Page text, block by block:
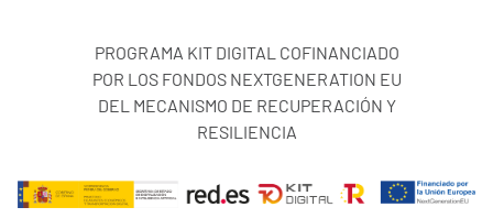
PROGRAMA KIT DIGITAL COFINANCIADO
POR LOS FONDOS NEXTGENERATION EU
DEL MECANISMO DE RECUPERACIÓN Y
RESILIENCIA